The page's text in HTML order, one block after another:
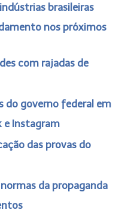
brasileiras
nos próximos
com rajadas de
do governo federal em
e Instagram
das provas do
da propaganda